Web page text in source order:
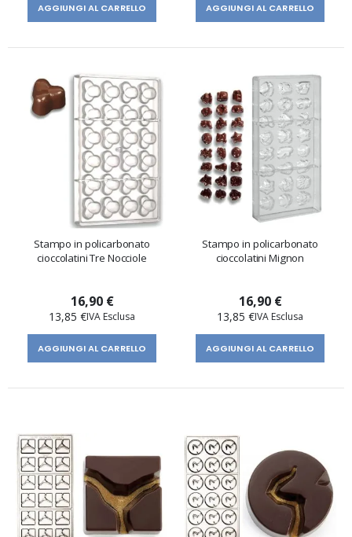
AGGIUNGI AL CARRELLO AGGIUNGI AL CARRELLO
Stampo in policarbonato
cioccolatini Tre Nocciole
16,90 €
13,85 €
AGGIUNGI AL CARRELLO
Stampo in policarbonato
cioccolatini Mignon
16,90 €
13,85 €
AGGIUNGI AL CARRELLO